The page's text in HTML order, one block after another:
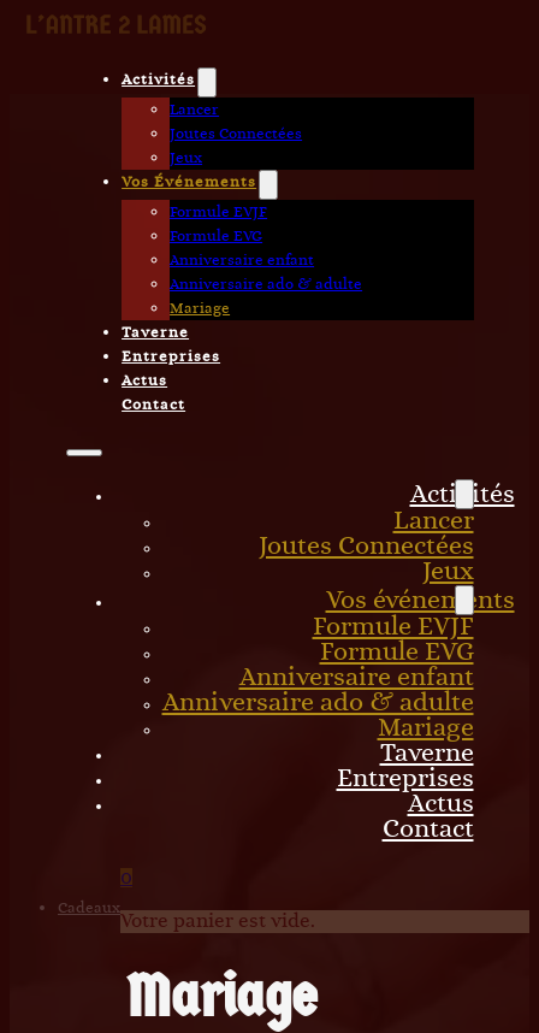
Activités
Lancer
Joutes Connectées
Jeux
Vos Événements
Formule EVJF
Formule EVG
Anniversaire enfant
Anniversaire ado & adulte
Mariage
Taverne
Entreprises
Actus
Contact
Activités
Lancer
Joutes Connectées
Jeux
Vos événements
Formule EVJF
Formule EVG
Anniversaire enfant
Anniversaire ado & adulte
Mariage
Taverne
Entreprises
Actus
Contact
Cadeaux
0
Votre panier est vide.
Mariage